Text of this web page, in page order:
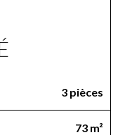
3 pièces
73 m²